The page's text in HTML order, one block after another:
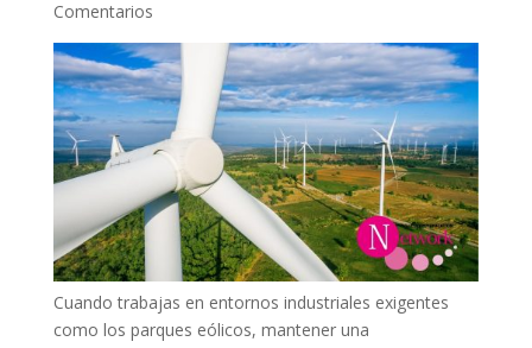
Comentarios
Cuando trabajas en entornos industriales exigentes
como los parques eólicos, mantener una